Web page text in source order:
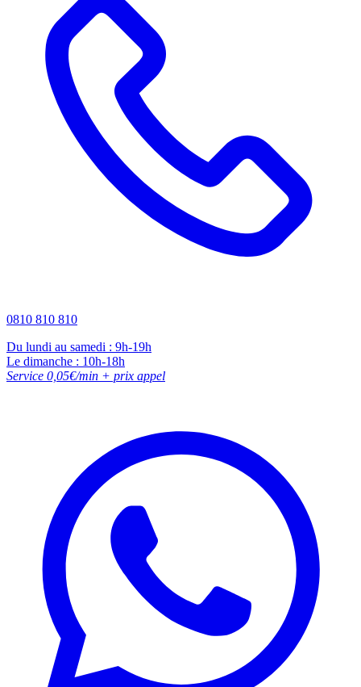
0810 810 810
Du lundi au samedi : 9h-19h
Le dimanche : 10h-18h
Service 0,05€/min + prix appel